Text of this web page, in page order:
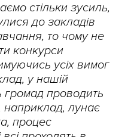
стільки зусиль,
до закладів
то чому не
конкурси
усіх вимог
у нашій
громад проводить
наприклад, лунає
процес